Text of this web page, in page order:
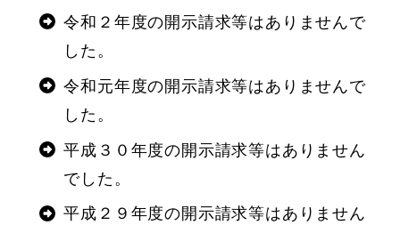
令和２年度の開示請求等はありませんで
した。
令和元年度の開示請求等はありませんで
した。
平成３０年度の開示請求等はありません
でした。
平成２９年度の開示請求等はありません